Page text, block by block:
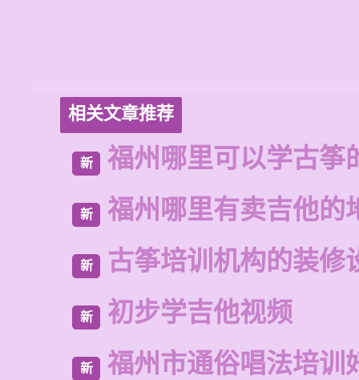
相关文章推荐
新 福州哪里可以学古筝
新 福州哪里有卖吉他的
新 古筝培训机构的装修
新 初步学吉他视频
新 福州市通俗唱法培训